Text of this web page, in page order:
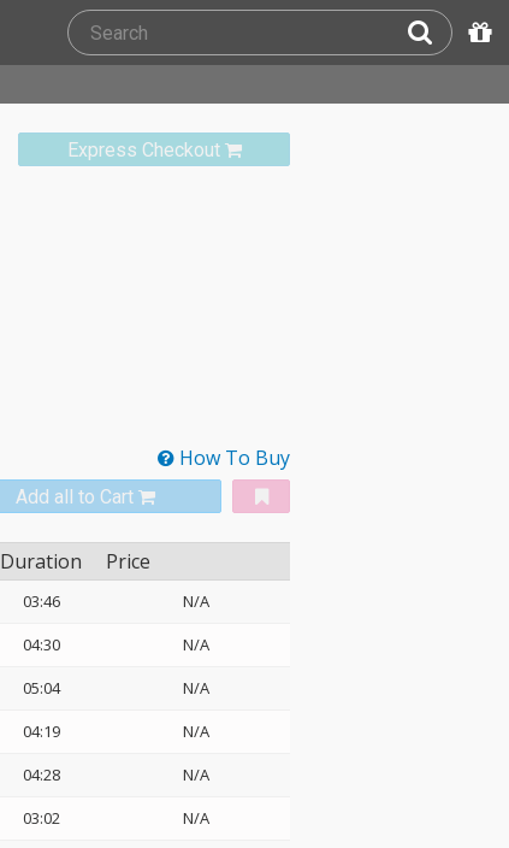
Express Checkout
How To Buy
Add all to Cart
Duration Price
03:46
N/A
04:30
N/A
05:04
N/A
04:19
N/A
04:28
N/A
03:02
N/A